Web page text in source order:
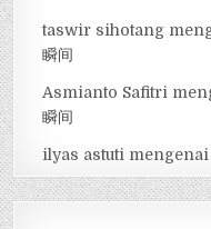
taswir sihotang
瞬间
Asmianto Safitri
瞬间
ilyas astuti mengenai